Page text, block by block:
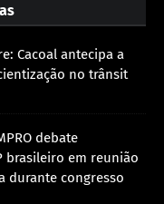
Cacoal antecipa a
no trânsit
debate
brasileiro em reunião
durante congresso